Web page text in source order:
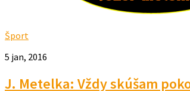
Šport
5 jan, 2016
J. Metelka: Vždy skúšam